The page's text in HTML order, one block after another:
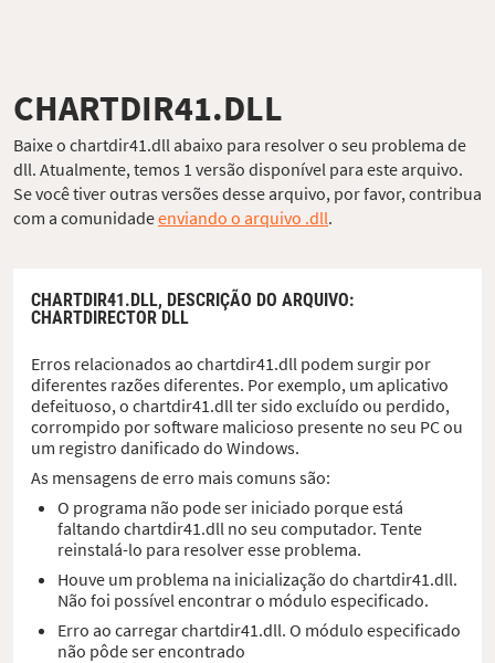
CHARTDIR41.DLL
Baixe o chartdir41.dll abaixo para resolver o seu problema de
dll. Atualmente, temos 1 versão disponível para este arquivo.
Se você tiver outras versões desse arquivo, por favor, contribua
com a comunidadeenviando o arquivo .dll.
CHARTDIR41.DLL, DESCRIÇÃO DO ARQUIVO:
CHARTDIRECTOR DLL
Erros relacionados ao chartdir41.dll podem surgir por
diferentes razões diferentes. Por exemplo, um aplicativo
defeituoso, o chartdir41.dll ter sido excluído ou perdido,
corrompido por software malicioso presente no seu PC ou
um registro danificado do Windows.
As mensagens de erro mais comuns são:
O programa não pode ser iniciado porque está
faltando chartdir41.dll no seu computador. Tente
reinstalá-lo para resolver esse problema.
Houve um problema na inicialização do chartdir41.dll.
Não foi possível encontrar o módulo especificado.
Erro ao carregar chartdir41.dll. O módulo especificado
não pôde ser encontrado